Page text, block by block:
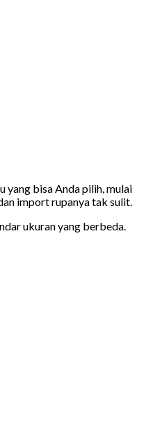
yang bisa Anda pilih, mulai
import rupanya tak sulit.
ukuran yang berbeda.